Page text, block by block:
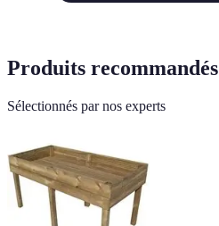
Produits recommandés
Sélectionnés par nos experts